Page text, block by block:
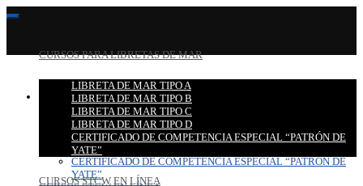
CURSOS PARA LIBRETAS DE MAR
LIBRETA DE MAR TIPO A
LIBRETA DE MAR TIPO B
LIBRETA DE MAR TIPO C
LIBRETA DE MAR TIPO D
CERTIFICADO DE COMPETENCIA ESPECIAL “PATRÓN DE
YATE”
CURSOS STCW EN LÍNEA
CURSOS PARA LIBRETAS DE MAR
LIBRETA DE MAR TIPO A
LIBRETA DE MAR TIPO B
LIBRETA DE MAR TIPO C
LIBRETA DE MAR TIPO D
CERTIFICADO DE COMPETENCIA ESPECIAL “PATRÓN DE
YATE”